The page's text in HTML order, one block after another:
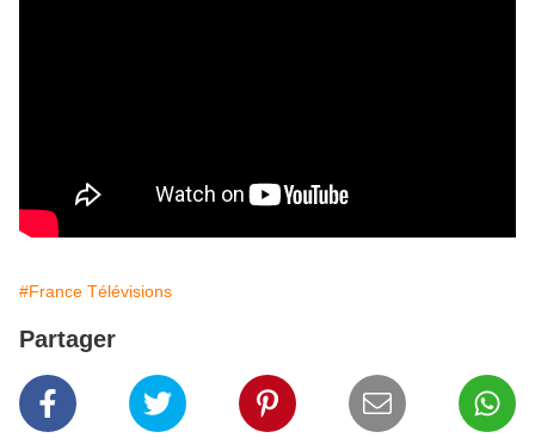
#France Télévisions
Partager